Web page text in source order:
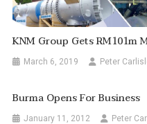
KNM Group Gets RM101m
March 6, 2019 Peter
Burma Opens For Business
January 11, 2012 Peter